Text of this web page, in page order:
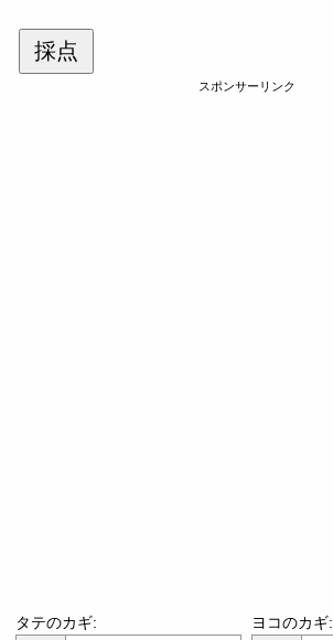
採点
スポンサーリンク
タテのカギ: ヨコのカギ: